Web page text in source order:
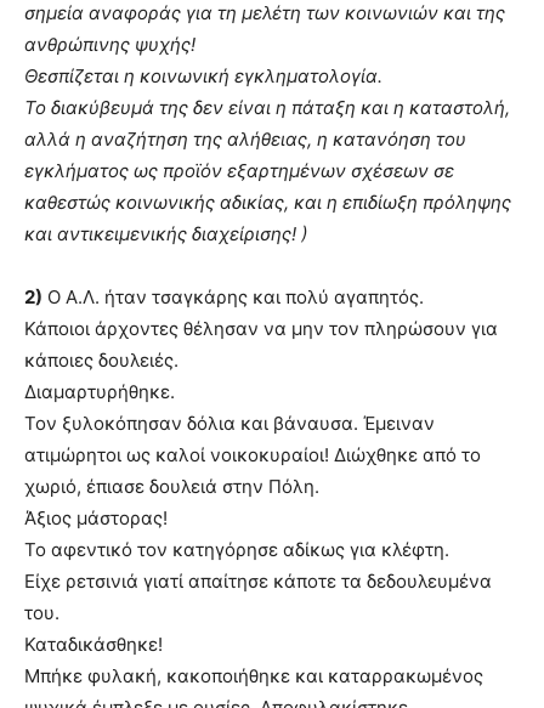
σημεία αναφοράς για τη μελέτη των κοινωνιών και της
ανθρώπινης ψυχής!
Θεσπίζεται η κοινωνική εγκληματολογία.
Το διακύβευμά της δεν είναι η πάταξη και η καταστολή,
αλλά η αναζήτηση της αλήθειας, η κατανόηση του
εγκλήματος ως προϊόν εξαρτημένων σχέσεων σε
καθεστώς κοινωνικής αδικίας, και η επιδίωξη πρόληψης
και αντικειμενικής διαχείρισης! )
2) Ο Α.Λ. ήταν τσαγκάρης και πολύ αγαπητός.
Κάποιοι άρχοντες θέλησαν να μην τον πληρώσουν για
κάποιες δουλειές.
Διαμαρτυρήθηκε.
Τον ξυλοκόπησαν δόλια και βάναυσα. Έμειναν
ατιμώρητοι ως καλοί νοικοκυραίοι! Διώχθηκε από το
χωριό, έπιασε δουλειά στην Πόλη.
Άξιος μάστορας!
Το αφεντικό τον κατηγόρησε αδίκως για κλέφτη.
Είχε ρετσινιά γιατί απαίτησε κάποτε τα δεδουλευμένα
του.
Καταδικάσθηκε!
Μπήκε φυλακή, κακοποιήθηκε και καταρρακωμένος